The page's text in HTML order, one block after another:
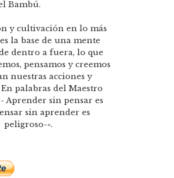
y cultivación en lo más
la base de una mente
dentro a fuera, lo que
pensamos y creemos
nuestras acciones y
palabras del Maestro
Aprender sin pensar es
sin aprender es
peligroso-«.